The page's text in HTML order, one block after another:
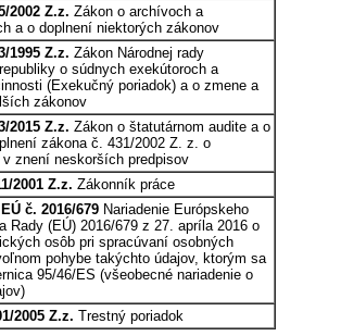
2002 Z.z. Zákon o archívoch a
a o doplnení niektorých zákonov
1995 Z.z. Zákon Národnej rady
o súdnych exekútoroch a
(Exekučný poriadok) a o zmene a
zákonov
2015 Z.z. Zákon o štatutárnom audite a o
zákona č. 431/2002 Z. z. o
znení neskorších predpisov
2001 Z.z. Zákonník práce
č. 2016/679 Nariadenie Európskeho
Rady (EÚ) 2016/679 z 27. apríla 2016 o
osôb pri spracúvaní osobných
pohybe takýchto údajov, ktorým sa
95/46/ES (všeobecné nariadenie o
2005 Z.z. Trestný poriadok